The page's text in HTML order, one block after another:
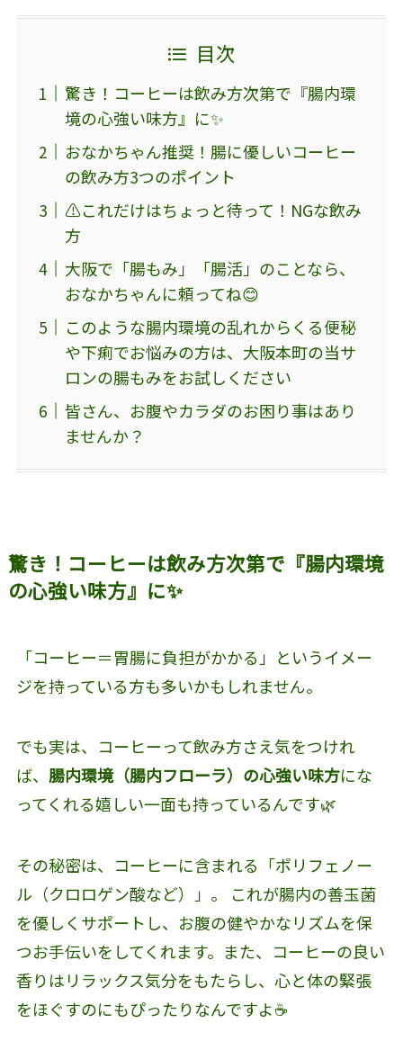
目次
驚き！コーヒーは飲み方次第で『腸内環
境の心強い味方』に✨
おなかちゃん推奨！腸に優しいコーヒー
の飲み方3つのポイント
⚠️これだけはちょっと待って！NGな飲み
方
大阪で「腸もみ」「腸活」のことなら、
おなかちゃんに頼ってね😊
このような腸内環境の乱れからくる便秘
や下痢でお悩みの方は、大阪本町の当サ
ロンの腸もみをお試しください
皆さん、お腹やカラダのお困り事はあり
ませんか？
驚き！コーヒーは飲み方次第で『腸内環境
の心強い味方』に✨
「コーヒー＝胃腸に負担がかかる」というイメー
ジを持っている方も多いかもしれません。
でも実は、コーヒーって飲み方さえ気をつけれ
ば、 腸内環境（腸内フローラ）の心強い味方にな
ってくれる嬉しい一面も持っているんです🌿
その秘密は、コーヒーに含まれる「ポリフェノー
ル（クロロゲン酸など）」。 これが腸内の善玉菌
を優しくサポートし、お腹の健やかなリズムを保
つお手伝いをしてくれます。また、コーヒーの良い
香りはリラックス気分をもたらし、心と体の緊張
をほぐすのにもぴったりなんですよ☕️